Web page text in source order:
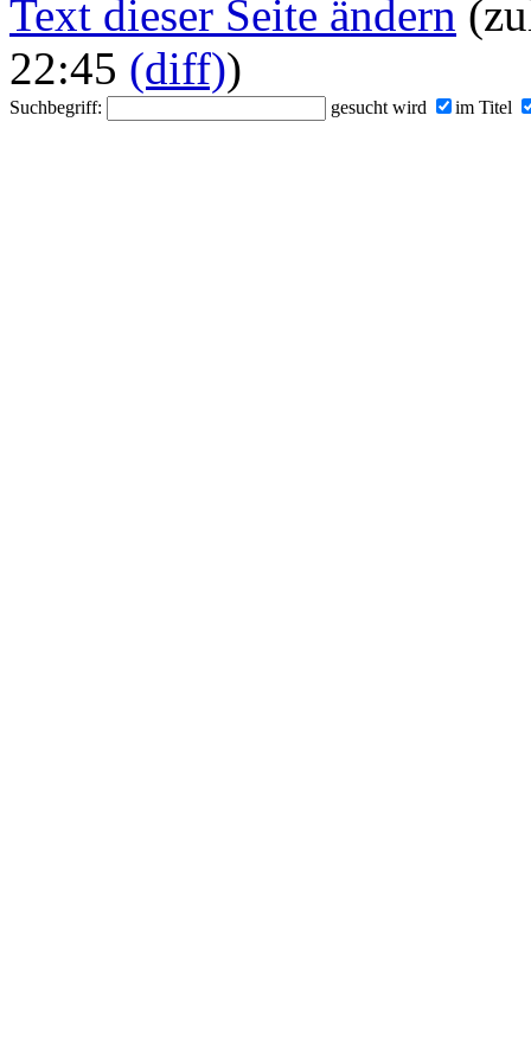
Text dieser Seite ändern
22:45 (diff))
Suchbegriff: gesucht wird im Titel